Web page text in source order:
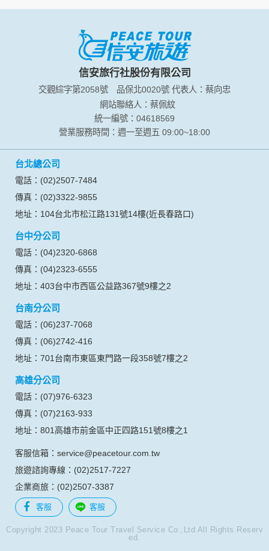
個人的資料，其範圍如下：
您所提供的姓名、電子郵件地址、聯絡方式及使用時間等。
於一般瀏覽時，伺服器會自行記錄相關行徑，包括您使用連線
設備的 IP 位址、使用時間、使用的瀏覽器、瀏覽及點選資料記
錄等，做為我們增進網站服務的參考依據，此記錄為內部應
用，決不對外公布。
為提供精確的服務，我們會將收集的問卷調查內容進行統計與
分析，分析結果之統計數據或說明文字呈現，除供內部研究
外，我們會視需要公佈統計數據及說明文字，但不涉及特定個
人之資料。
的個人資料揭露予第三人或使用於蒐集目的以外之其他用途。
在您於本網站註冊帳號、使用本網站相關產品、服務、活動或
贈獎時，本網站會收集您的個人識別資料，本網站也可以從商
業夥伴處取得個人資料。
當客戶在本網站註冊時，我們會取得您的姓名、電話、住址、
身份證字號、電子郵件、出生日期、性別、行業等相關資料，
料。註冊時，本網站取得您的姓名、電話、住址、身份證字
號、電子郵件、出生日期、性別、行業等相關資料，當您註冊
成功，並登入使用我們的服務後，本網站即取得您的資料。
其他除了上述，會保留您在上網瀏覽或查詢時，伺服器自行產
生的相關記錄，包括您使用連線設備的 IP 位址、使用時間、使
的瀏覽器予以標示，歸納使用者瀏覽器在本網站內部所瀏覽的
網頁，除非您願意告知您的個人資料，否則本網站不會也無法
將此項記錄和您對應。請您注意，在本網站網刊登廣告之廠
商，或與連結本網站，也可能蒐集您個人的資料。對於您主動
提供的個人資訊，這些廣告廠商、或連結網站有其個別的私權
公司不負任何連帶責任。
本網站將在事前或註冊登錄取得您的同意後，傳送商業性資料
或電子郵件給您。本公司除了在該資料或電子郵件上註明是由
本公司發送，也會在該資料或電子郵件上提供您能隨時停止接
收這些資料或電子郵件的方法及說明。
資料使用:
本公司不會向任何人出售或出借您的個人識別資料。
資料：
1.遵守法令或政府機關的要求；或我們發覺您在網站上的行為
違反本公司旗下網站的會員條款或產品、服務的特定使用指
南。
2.為了保護使用者個人隱私，我們無法為您查詢其他使用者的
信安旅行社股份有限公司
交觀綜字第2058號 品保北0020號 代表人：蔡向忠
網站聯絡人：蔡佩紋
統一編號：04618569
營業服務時間：週一至週五 09:00~18:00
台北總公司
電話：(02)2507-7484
傳真：(02)3322-9855
地址：104台北市松江路131號14樓(近長春路口)
台中分公司
電話：(04)2320-6868
傳真：(04)2323-6555
地址：403台中市西區公益路367號9樓之2
台南分公司
電話：(06)237-7068
傳真：(06)2742-416
地址：701台南市東區東門路一段358號7樓之2
高雄分公司
電話：(07)976-6323
傳真：(07)2163-933
地址：801高雄市前金區中正四路151號8樓之1
客服信箱：service@peacetour.com.tw
旅遊諮詢專線：(02)2517-7227
企業商旅：(02)2507-3387
客服 客服
Copyright 2023 Peace Tour Travel Service Co.,Ltd All Rights Reserv
ed.